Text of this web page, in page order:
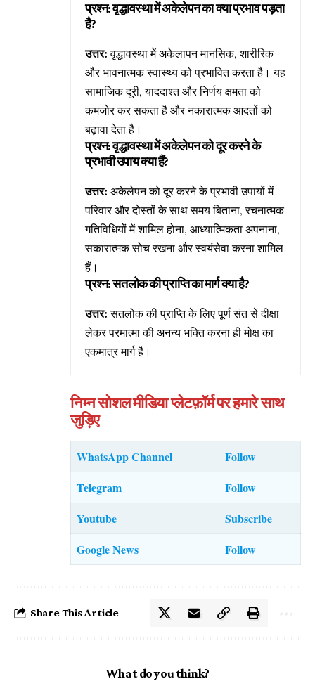
प्रश्न: वृद्धावस्था में अकेलेपन का क्या प्रभाव पड़ता
है?
उत्तर:वृद्धावस्था में अकेलापन मानसिक, शारीरिक
और भावनात्मक स्वास्थ्य को प्रभावित करता है। यह
सामाजिक दूरी, याददाश्त और निर्णय क्षमता को
कमजोर कर सकता है और नकारात्मक आदतों को
बढ़ावा देता है।
प्रश्न: वृद्धावस्था में अकेलेपन को दूर करने के
प्रभावी उपाय क्या हैं?
उत्तर: अकेलेपन को दूर करने के प्रभावी उपायों में
परिवार और दोस्तों के साथ समय बिताना, रचनात्मक
गतिविधियों में शामिल होना, आध्यात्मिकता अपनाना,
सकारात्मक सोच रखना और स्वयंसेवा करना शामिल
हैं।
प्रश्न: सतलोक की प्राप्ति का मार्ग क्या है?
उत्तर:सतलोक की प्राप्ति के लिए पूर्ण संत से दीक्षा
लेकर परमात्मा की अनन्य भक्ति करना ही मोक्ष का
एकमात्र मार्ग है।
निम्न सोशल मीडिया प्लेटफ़ॉर्म पर हमारे साथ
जुड़िए
WhatsApp Channel
Follow
Telegram
Follow
Youtube
Subscribe
Google News
Follow
Share This Article
What do you think?